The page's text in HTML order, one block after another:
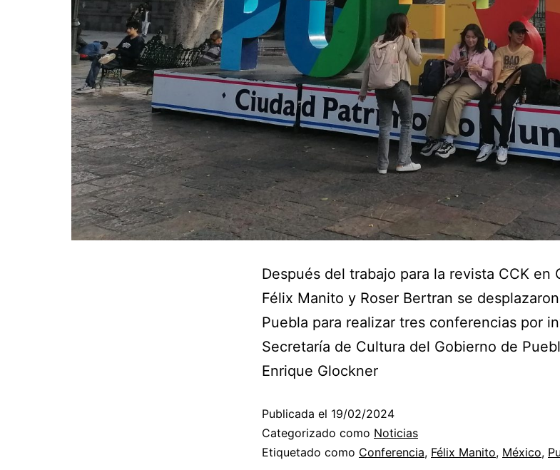
Después del trabajo para la revista CCK en
Félix Manito y Roser Bertran se
Puebla para realizar tres conferencias por
Secretaría de Cultura del Gobierno de
Enrique Glockner
Publicada el 19/02/2024
Categorizado como Noticias
Etiquetado como Conferencia, Félix Manito, México,